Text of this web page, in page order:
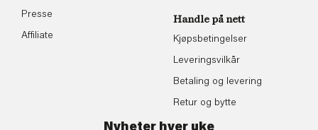
Presse
Affiliate
Handle på nett
Kjøpsbetingelser
Leveringsvilkår
Betaling og levering
Retur og bytte